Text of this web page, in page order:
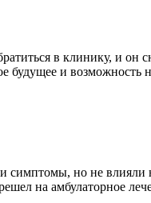
в клинику, и он
будущее и возможность
но не влияли
на амбулаторное